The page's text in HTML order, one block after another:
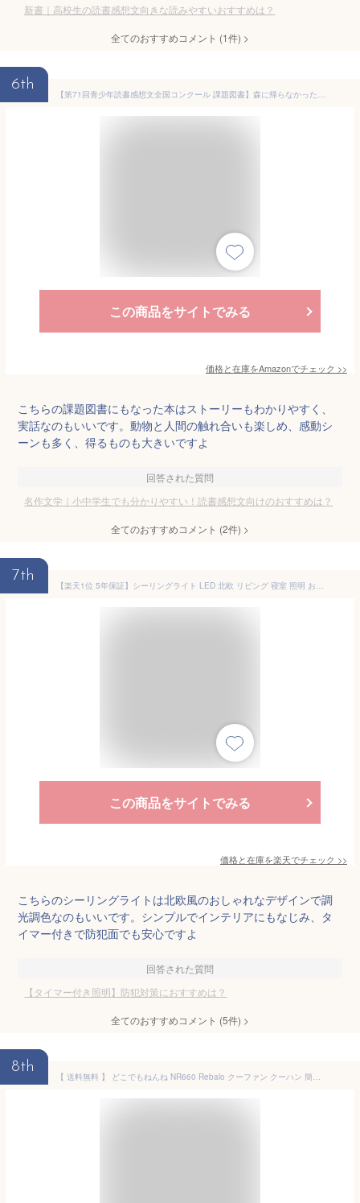
新書｜高校生の読書感想文向きな読みやすいおすすめは？
全てのおすすめコメント (1件) >
6th
【第71回青少年読書感想文全国コンクール 課題図書】森に帰らなかったカラス
この商品をサイトでみる
価格と在庫をAmazonでチェック >>
こちらの課題図書にもなった本はストーリーもわかりやすく、
実話なのもいいです。動物と人間の触れ合いも楽しめ、感動シ
ーンも多く、得るものも大きいですよ
回答された質問
名作文学｜小中学生でも分かりやすい！読書感想文向けのおすすめは？
全てのおすすめコメント (2件) >
7th
【楽天1位 5年保証】シーリングライト LED 北欧 リビング 寝室 照明 おしゃれ 6畳 8畳 10畳 12畳 リモコン タイマー付き 照明器具 ライト 間接照明 調光調色 アッパーライト 天井照明 明るい シンプル インテリア リビング用 居間用
この商品をサイトでみる
価格と在庫を楽天でチェック >>
こちらのシーリングライトは北欧風のおしゃれなデザインで調
光調色なのもいいです。シンプルでインテリアにもなじみ、タ
イマー付きで防犯面でも安心ですよ
回答された質問
【タイマー付き照明】防犯対策におすすめは？
全てのおすすめコメント (5件) >
8th
【 送料無料 】 どこでもねんね NR660 Rebalo クーファン クーハン 簡易ベッド 持ち運び 折りたたみ ベビーギフト ベビーベッド ベッドインベッド おむつ替え マット お昼寝 バッグ コロナ対策 北欧 送料込み ※北海道・沖縄・離島除く